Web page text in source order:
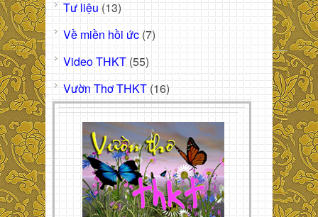
Tư liệu (13)
Về miền hồi ức (7)
Video THKT (55)
Vườn Thơ THKT (16)